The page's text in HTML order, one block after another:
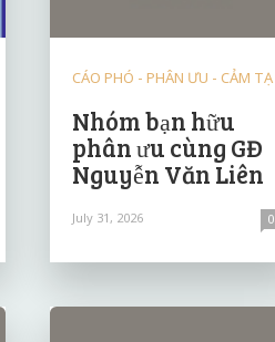
CÁO PHÓ - PHÂN ƯU - CẢM TẠ
Nhóm bạn hữu
phân ưu cùng GĐ
Nguyễn Văn Liên
July 31, 2026 0